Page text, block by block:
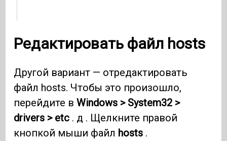
Редактировать файл hosts
Другой вариант — отредактировать
файл hosts. Чтобы это произошло,
перейдите вWindows > System32 >
drivers > etc . д . Щелкните правой
кнопкой мыши файл hosts .